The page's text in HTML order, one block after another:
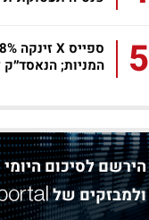
5
המניות; הנאסד״ק
הירשם לסיכום
ולמבזקים של